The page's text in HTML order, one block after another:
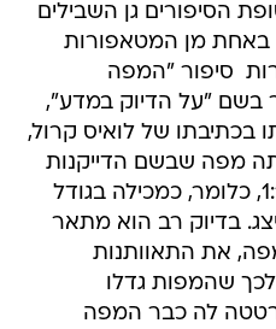
הסיפורים גן השבילים
באחת מן המטאפורות
 סיפור "המפה
"על הדיוק במדע",
בכתיבתו של לואיס קרול,
מפה שבשם הדייקנות
שורטטה בקנה מידה של 1:1, כלומר, כמכילה בגודל
בדיוק רב הוא מתאר
את התאוותנות
שהמפות גדלו
לה כבר המפה